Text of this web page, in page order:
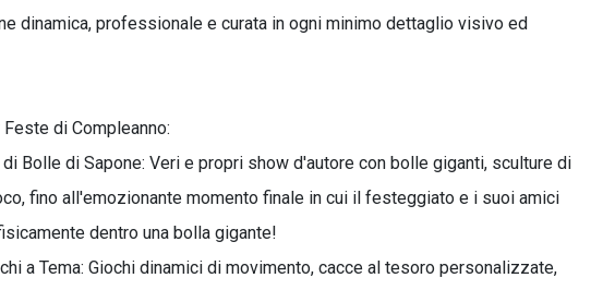
dinamica, professionale e curata in ogni minimo dettaglio visivo ed
di Compleanno:
Bolle di Sapone: Veri e propri show d'autore con bolle giganti, sculture di
fino all'emozionante momento finale in cui il festeggiato e i suoi amici
dentro una bolla gigante!
a Tema: Giochi dinamici di movimento, cacce al tesoro personalizzate,